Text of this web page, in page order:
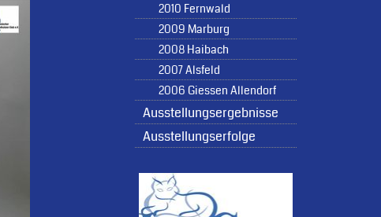
2010 Fernwald
2009 Marburg
2008 Haibach
2007 Alsfeld
2006 Giessen Allendorf
Ausstellungsergebnisse
Ausstellungserfolge